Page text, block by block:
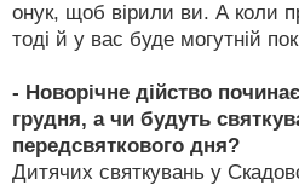
онук, щоб вірили ви. А коли
тоді й у вас буде могутній
- Новорічне дійство
грудня, а чи будуть
передсвяткового дня?
Дитячих святкувань у